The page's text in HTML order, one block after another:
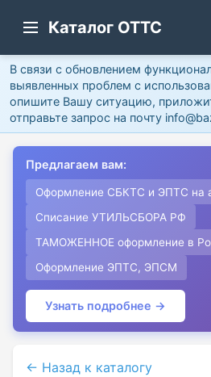
Каталог ОТТС
В связи с обновлением
выявленных проблем с
опишите Вашу ситуацию,
отправьте запрос на почту
Предлагаем вам:
Оформление СБКТС и ЭПТС на
Списание УТИЛЬСБОРА РФ
ТАМОЖЕННОЕ оформление в
Оформление ЭПТС, ЭПСМ
Узнать подробнее →
← Назад к каталогу